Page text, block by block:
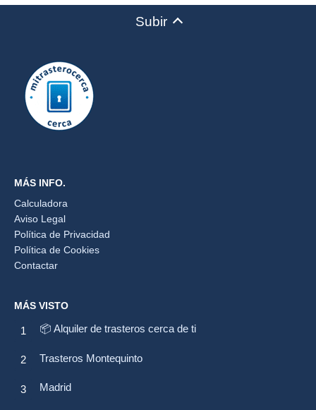
Subir
MÁS INFO.
Calculadora
Aviso Legal
Política de Privacidad
Política de Cookies
Contactar
MÁS VISTO
📦 Alquiler de trasteros cerca de ti
Trasteros Montequinto
Madrid